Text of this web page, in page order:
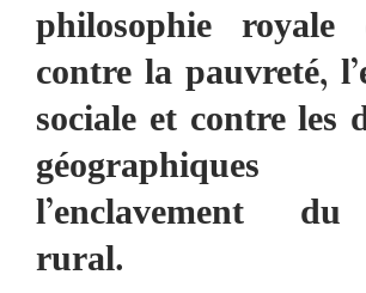
philosophie
contre la pauvreté,
sociale et contre les
l’enclavement
rural.